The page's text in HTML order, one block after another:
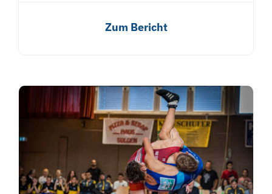
Zum Bericht